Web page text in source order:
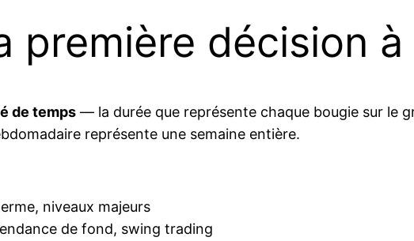
première décision
de temps — la durée que représente chaque bougie sur le
représente une semaine entière.
niveaux majeurs
de fond, swing trading